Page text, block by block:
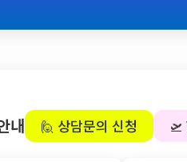
내 🙋 상담문의 신청 🛫